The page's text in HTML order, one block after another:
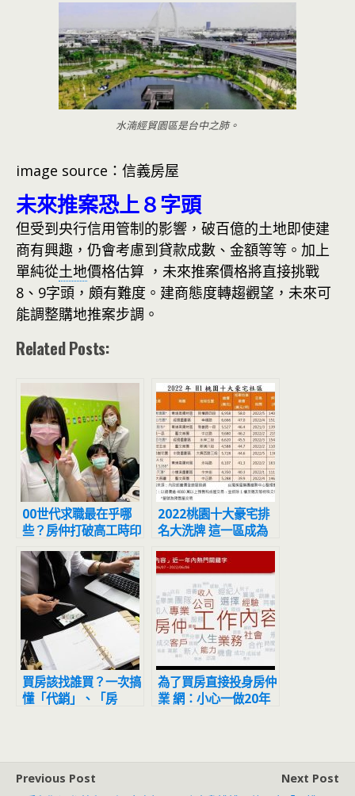
水湳經貿園區是台中之肺。
image source：信義房屋
未來推案恐上８字頭
但受到央行信用管制的影響，破百億的土地即使建
商有興趣，仍會考慮到貸款成數、金額等等。加上
單純從土地價格估算 ，未來推案價格將直接挑戰
8、9字頭，頗有難度。建商態度轉趨觀望，未來可
能調整購地推案步調。
Related Posts:
00世代求職最在乎哪
些？房仲打破高工時印
象 祭5項優渥條件搶人
2022桃園十大豪宅排
名大洗牌 這一區成為
新豪宅聚落首選！
買房該找誰買？一次搞
懂「代銷」、「房
為了買房直接投身房仲
業 網：小心一做20年
Previous Post
Next Post